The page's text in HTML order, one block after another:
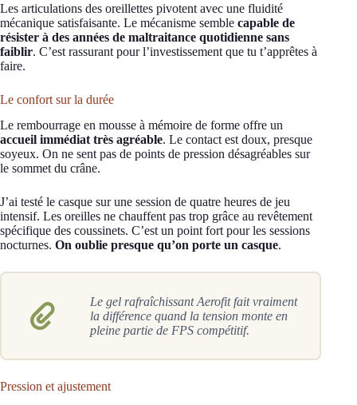
Les articulations des oreillettes pivotent avec une fluidité
mécanique satisfaisante. Le mécanisme semble capable de
résister à des années de maltraitance quotidienne sans
faiblir. C’est rassurant pour l’investissement que tu t’apprêtes à
faire.
Le confort sur la durée
Le rembourrage en mousse à mémoire de forme offre un
accueil immédiat très agréable. Le contact est doux, presque
soyeux. On ne sent pas de points de pression désagréables sur
le sommet du crâne.
J’ai testé le casque sur une session de quatre heures de jeu
intensif. Les oreilles ne chauffent pas trop grâce au revêtement
spécifique des coussinets. C’est un point fort pour les sessions
nocturnes. On oublie presque qu’on porte un casque.
Le gel rafraîchissant Aerofit fait vraiment
la différence quand la tension monte en
pleine partie de FPS compétitif.
Pression et ajustement